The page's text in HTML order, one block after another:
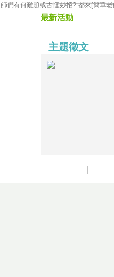
師們有何難題或古怪妙招? 都來[簡單
最新活動
主題徵文